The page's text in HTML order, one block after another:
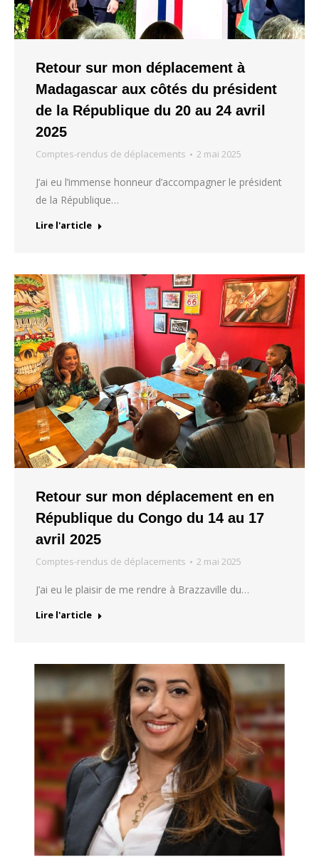
Retour sur mon déplacement à
Madagascar aux côtés du président
de la République du 20 au 24 avril
2025
Comptes-rendus de déplacements 2 mai 2025
J’ai eu l’immense honneur d’accompagner le président
de la République…
Lire l'article
Retour sur mon déplacement en en
République du Congo du 14 au 17
avril 2025
Comptes-rendus de déplacements 2 mai 2025
J’ai eu le plaisir de me rendre à Brazzaville du…
Lire l'article